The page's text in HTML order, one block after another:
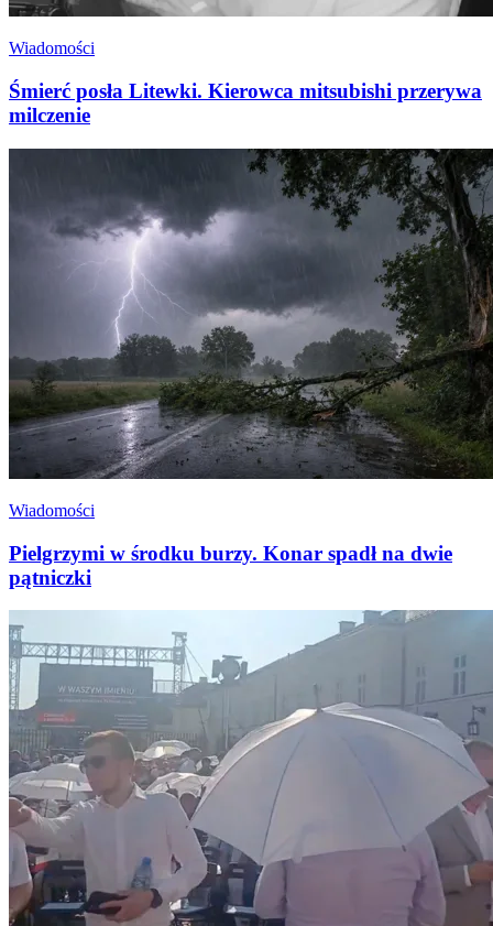
Wiadomości
Śmierć posła Litewki. Kierowca mitsubishi przerywa
milczenie
Wiadomości
Pielgrzymi w środku burzy. Konar spadł na dwie
pątniczki